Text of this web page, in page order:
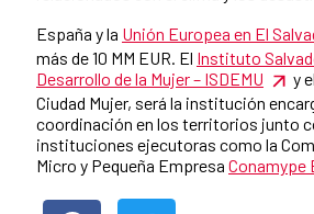
España y la Unión Europea en El
más de 10 MM EUR. El Instituto
Desarrollo de la Mujer – ISDEMU
y
Ciudad Mujer, será la institución
coordinación en los territorios junto
instituciones ejecutoras como la
Micro y Pequeña Empresa Conamype